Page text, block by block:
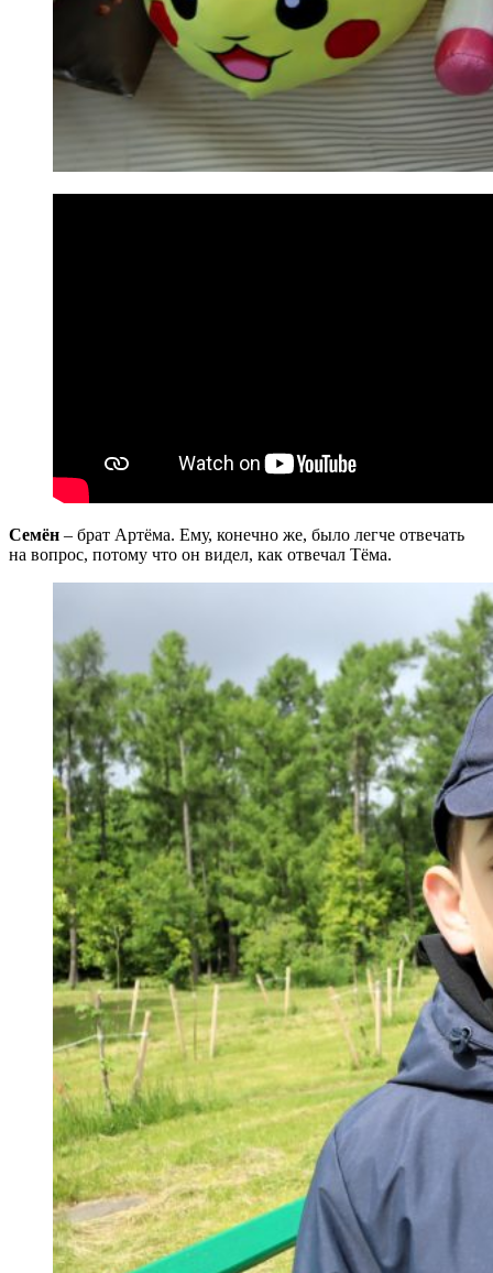
Семён – брат Артёма. Ему, конечно же, было легче отвечать
на вопрос, потому что он видел, как отвечал Тёма.